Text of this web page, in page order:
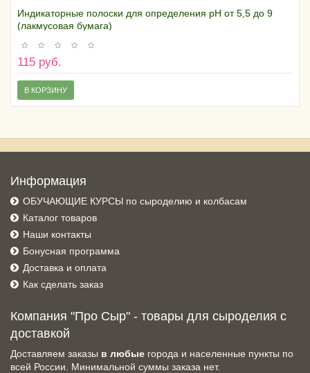
Индикаторные полоски для определения pH от 5,5 до 9
(лакмусовая бумага)
115 руб.
В КОРЗИНУ
Информация
ОБУЧАЮЩИЕ КУРСЫ по сыроделию и колбасам
Каталог товаров
Наши контакты
Бонусная программа
Доставка и оплата
Как сделать заказ
Компания "Про Сыр" - товары для сыроделия с
доставкой
Доставляем заказы в любые города и населенные пункты по
всей России. Минимальной суммы заказа нет.